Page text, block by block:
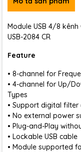
Module USB 4/8
USB-2084 CR
Feature
• 8-channel for
• 4-channel for Up/
Types
• Support digital filter
• No external power
• Plug-and-Play
• Lockable USB cable
• Module supported